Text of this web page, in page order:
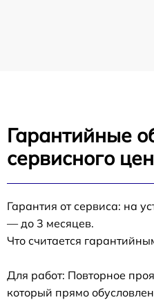
Гарантийные
сервисного
Гарантия от сервиса: на
— до 3 месяцев.
Что считается
Для работ: Повторное
который прямо